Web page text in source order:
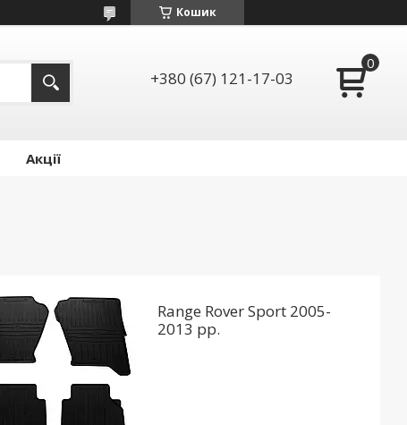
Кошик
+380 (67) 121-17-03
Акції
Range Rover Sport 2005-
2013 рр.